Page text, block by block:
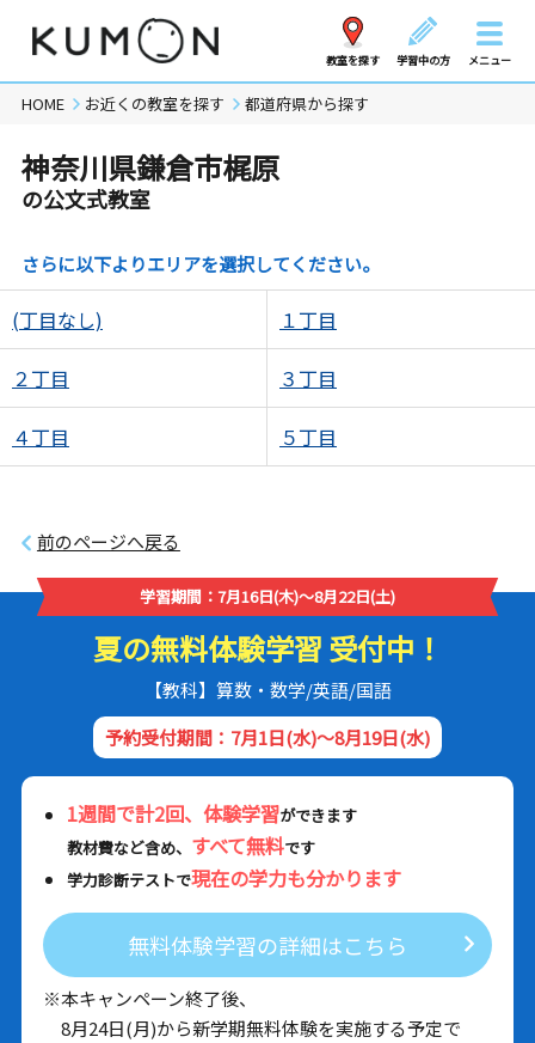
教室を探す 学習中の方 メニュー
HOME お近くの教室を探す 都道府県から探す
神奈川県鎌倉市梶原
の公文式教室
さらに以下よりエリアを選択してください。
(丁目なし) １丁目
２丁目 ３丁目
４丁目 ５丁目
前のページへ戻る
学習期間：7月16日(木)～8月22日(土)
夏の無料体験学習 受付中！
【教科】算数・数学/英語/国語
予約受付期間：7月1日(水)～8月19日(水)
1週間で計2回、体験学習ができます
教材費など含め、 すべて無料です
学力診断テストで現在の学力も分かります
無料体験学習の詳細はこちら
※本キャンペーン終了後、
8月24日(月)から新学期無料体験を実施する予定で